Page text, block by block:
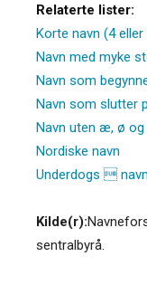
Relaterte lister:
Korte navn (4
Navn med myke
Navn som
Navn som slutter
Navn uten æ, ø og
Nordiske navn
Underdogs 
Kilde(r):
sentralbyrå.